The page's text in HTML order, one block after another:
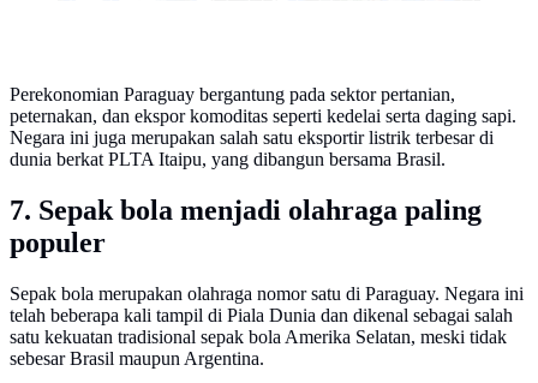
Perekonomian Paraguay bergantung pada sektor pertanian,
peternakan, dan ekspor komoditas seperti kedelai serta daging sapi.
Negara ini juga merupakan salah satu eksportir listrik terbesar di
dunia berkat PLTA Itaipu, yang dibangun bersama Brasil.
7. Sepak bola menjadi olahraga paling
populer
Sepak bola merupakan olahraga nomor satu di Paraguay. Negara ini
telah beberapa kali tampil di Piala Dunia dan dikenal sebagai salah
satu kekuatan tradisional sepak bola Amerika Selatan, meski tidak
sebesar Brasil maupun Argentina.